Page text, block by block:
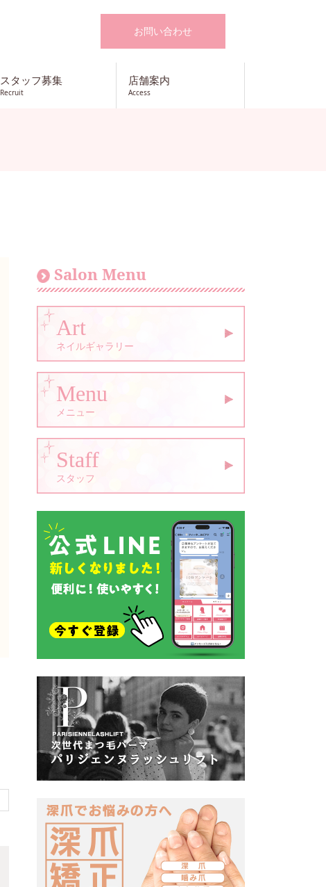
お問い合わせ
スタッフ募集
Recruit
店舗案内
Access
Salon Menu
Art
ネイルギャラリー
Menu
メニュー
Staff
スタッフ